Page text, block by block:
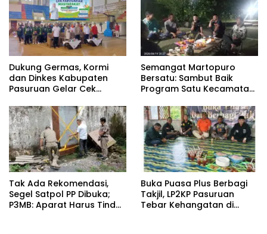
Dukung Germas, Kormi
dan Dinkes Kabupaten
Pasuruan Gelar Cek
Semangat Martopuro
Bersatu: Sambut Baik
Program Satu Kecamatan
Kebangkitan Persekabpas
‎Tak Ada Rekomendasi,
Segel Satpol PP Dibuka;
P3MB: Aparat Harus Tindak
‎Buka Puasa Plus Berbagi
Takjil, LP2KP Pasuruan
Tebar Kehangatan di